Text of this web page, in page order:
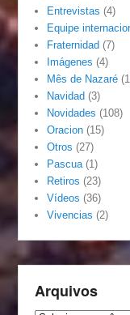
Entrevistas (4)
Equipe
Fraternidad (7)
Imágenes (4)
Mês de Nazaré
Navidad (3)
Novidades (108)
Oracion (15)
Otros (27)
Pascua(1)
Retiros (23)
Vídeos (36)
Vivencias (2)
Arquivos